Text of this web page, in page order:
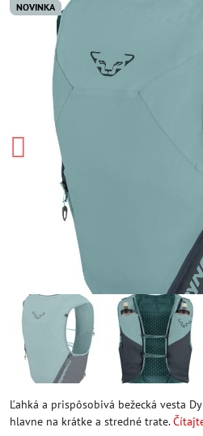
NOVINKA
Ľahká a prispôsobivá bežecká vesta
hlavne na krátke a stredné trate.